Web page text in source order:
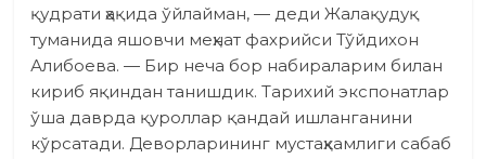
қудрати ҳақида ўйлайман, — деди Жалақудуқ
туманида яшовчи меҳнат фахрийси Тўйдихон
Алибоева. — Бир неча бор набираларим билан
кириб яқиндан танишдик. Тарихий экспонатлар
ўша даврда қуроллар қандай ишланганини
кўрсатади. Деворларининг мустаҳкамлиги сабаб